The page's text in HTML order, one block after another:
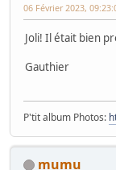
06 Février 2023,
Joli! Il était bien
Gauthier
P'tit album Photos:
mumu